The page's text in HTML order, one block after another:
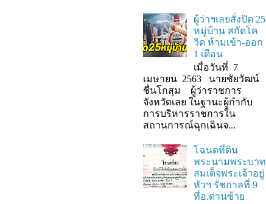
ผู้ว่าฯเลยสั่งปิด 25
หมู่บ้าน สกัดโค
วิด ห้ามเข้า-ออก
1 เดือน
เมื่อวันที่ 7
เมษายน 2563 นายชัยวัฒน์
ชื่นโกสุม ผู้ว่าราชการ
จังหวัดเลย ในฐานะผู้กํากับ
การบริหารราชการใน
สถานการณ์ฉุกเฉินจ...
โฉนดที่ดิน
พระนามพระบาท
สมเด็จพระเจ้าอยู่
หัวฯ รัชกาลที่ 9
ที่อ.ด่านซ้าย